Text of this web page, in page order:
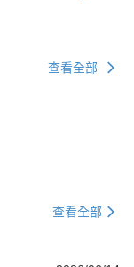
查看全部
查看全部